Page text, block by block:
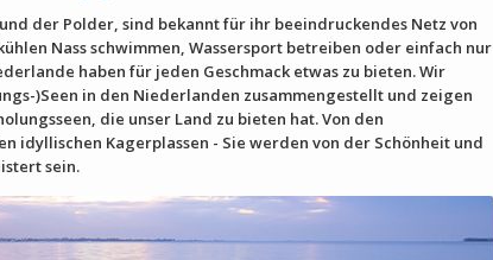
der Polder, sind bekannt für ihr beeindruckendes Netz von
Nass schwimmen, Wassersport betreiben oder einfach nur
haben für jeden Geschmack etwas zu bieten. Wir
)Seen in den Niederlanden zusammengestellt und zeigen
die unser Land zu bieten hat. Von den
idyllischen Kagerplassen - Sie werden von der Schönheit und
sein.